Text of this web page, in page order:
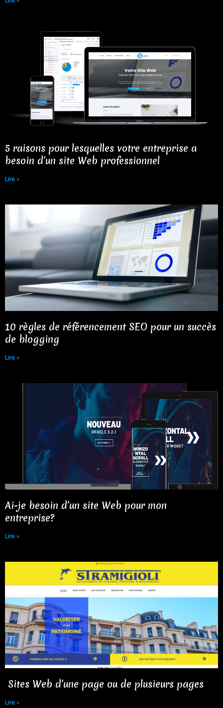
5 raisons pour lesquelles votre entreprise a
besoin d’un site Web professionnel​
Lire »
10 règles de référencement SEO pour un succès
de blogging​
Lire »
Ai-je besoin d’un site Web pour mon
entreprise?​
Lire »
Sites Web d’une page ou de plusieurs pages​
Lire »